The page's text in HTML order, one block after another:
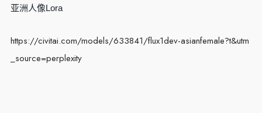
亚洲人像Lora
https://civitai.com/models/633841/flux1dev-asianfemale?t&utm
_source=perplexity